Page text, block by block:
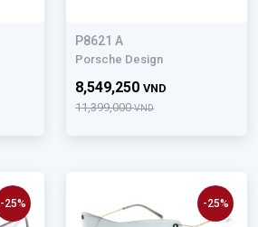
P8621 A
Porsche Design
11,399,000VND
8,549,250 VND
-25% -25%